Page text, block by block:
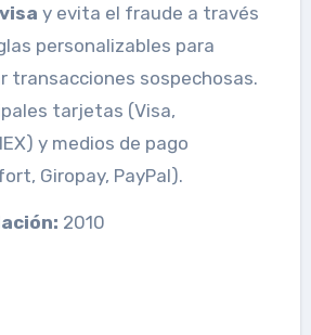
y evita el fraude a través
personalizables para
transacciones sospechosas.
tarjetas (Visa,
y medios de pago
Giropay, PayPal).
2010